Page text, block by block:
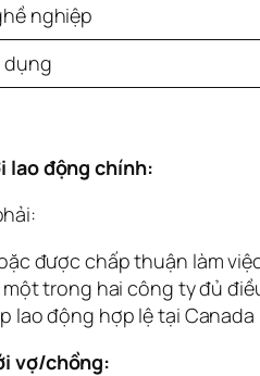
nghiệp
dụng
lao động chính:
được chấp thuận làm
một trong hai công ty đủ
lao động hợp lệ tại Canada
vợ/chồng: